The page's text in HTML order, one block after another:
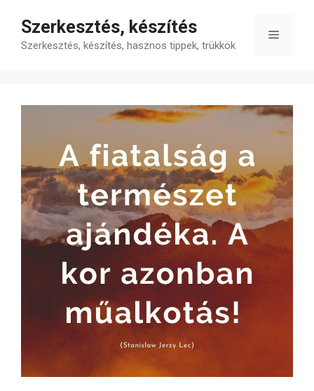
tartalomba
Szerkesztés, készítés
Szerkesztés, készítés, hasznos tippek, trükkök
Menü